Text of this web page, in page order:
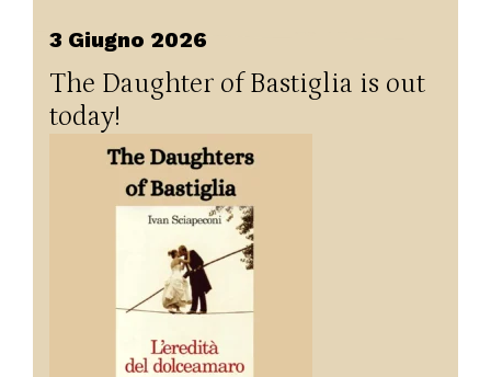
3 Giugno 2026
The Daughter of Bastiglia is out
today!